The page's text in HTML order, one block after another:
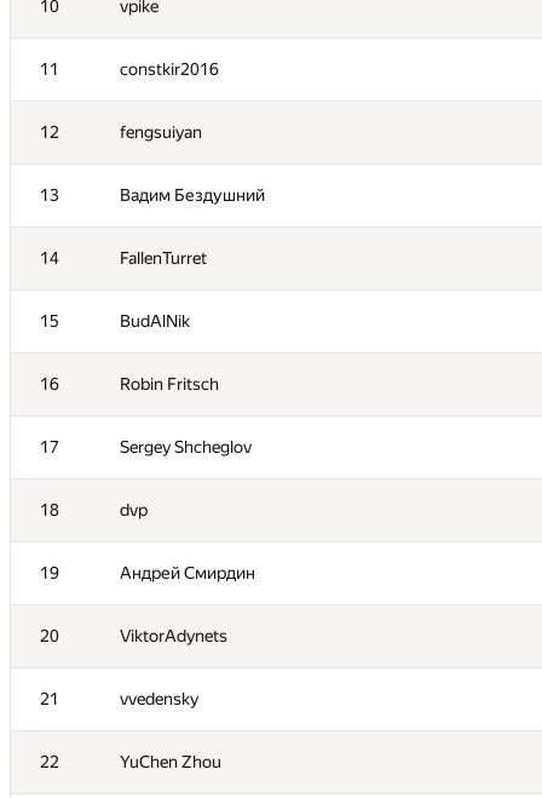
10 vpike
11 constkir2016
12 fengsuiyan
13 Вадим Бездушний
14 FallenTurret
15 BudAlNik
16 Robin Fritsch
17 Sergey Shcheglov
18 dvp
19 Андрей Смирдин
20 ViktorAdynets
21 vvedensky
22 YuChen Zhou
1 atokarev82
2 fetetriste
3 qwerty787788
4 NVAL
5 zhelubenkovalexandr